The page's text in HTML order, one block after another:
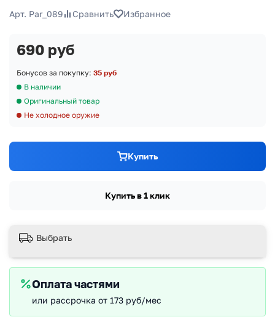
Арт. Par_089 Сравнить Избранное
690 руб
Бонусов за покупку: 35 руб
В наличии
Оригинальный товар
Не холодное оружие
Купить
Купить в 1 клик
Выбрать
Оплата частями
или рассрочка от 173 руб/мес